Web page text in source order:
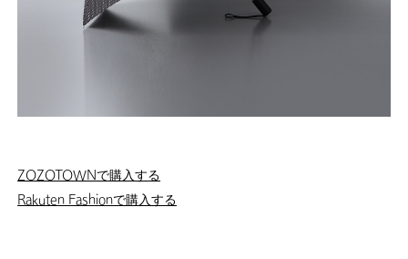
ZOZOTOWNで購入する
Rakuten Fashionで購入する